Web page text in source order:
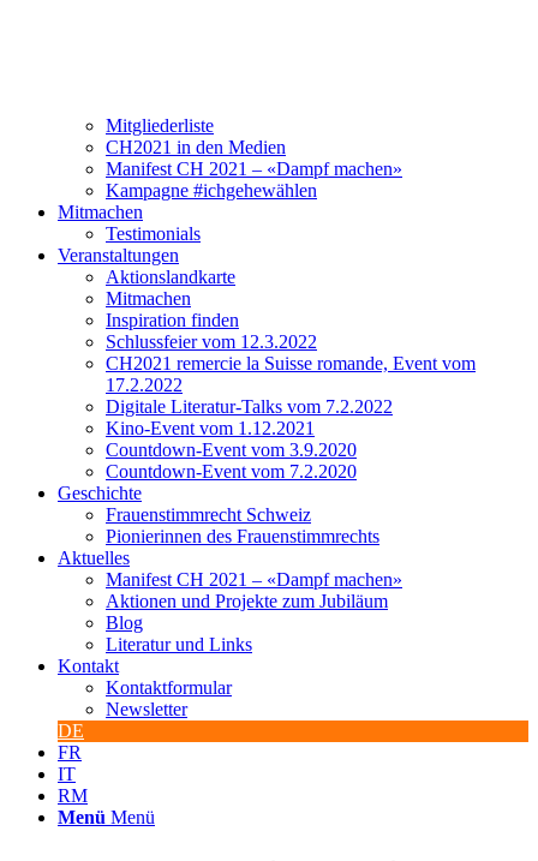
Mitgliederliste
CH2021 in den Medien
Manifest CH 2021 – «Dampf machen»
Kampagne #ichgehewählen
Mitmachen
Testimonials
Veranstaltungen
Aktionslandkarte
Mitmachen
Inspiration finden
Schlussfeier vom 12.3.2022
CH2021 remercie la Suisse romande, Event vom
17.2.2022
Digitale Literatur-Talks vom 7.2.2022
Kino-Event vom 1.12.2021
Countdown-Event vom 3.9.2020
Countdown-Event vom 7.2.2020
Geschichte
Frauenstimmrecht Schweiz
Pionierinnen des Frauenstimmrechts
Aktuelles
Manifest CH 2021 – «Dampf machen»
Aktionen und Projekte zum Jubiläum
Blog
Literatur und Links
Kontakt
Kontaktformular
Newsletter
DE
FR
IT
RM
Menü Menü